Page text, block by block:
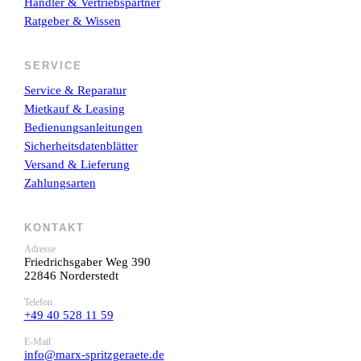
Ratgeber & Wissen
SERVICE
Service & Reparatur
Mietkauf & Leasing
Bedienungsanleitungen
Sicherheitsdatenblätter
Versand & Lieferung
Zahlungsarten
KONTAKT
Adresse
Friedrichsgaber Weg 390
22846 Norderstedt
Telefon
+49 40 528 11 59
E-Mail
info@marx-spritzgeraete.de